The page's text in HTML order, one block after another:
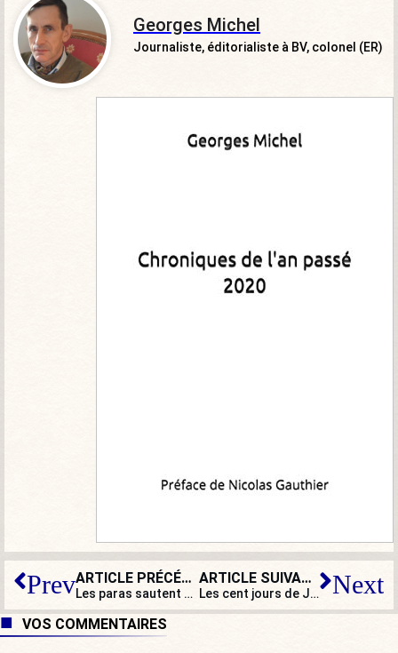
Georges Michel
Journaliste, éditorialiste à BV, colonel (ER)
Prev ARTICLE PRÉCÉDENT
Les paras sautent sur Paris !
ARTICLE SUIVANT
Les cent jours de Joe Biden à la Maison-Blanche : ça bouge, mais rien ne change ! Next
VOS COMMENTAIRES